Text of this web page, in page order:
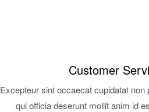
Customer
Excepteur sint occaecat cupidatat non
qui officia deserunt mollit anim id